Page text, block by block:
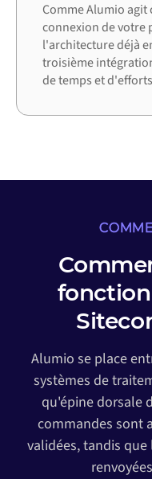
Comme Alumio
connexion de votre
l'architecture déjà
troisième
de temps et
Alumio se place
systèmes de
qu'épine dorsale
commandes sont
validées, tandis